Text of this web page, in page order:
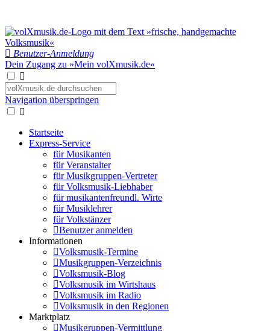
Benutzer-Anmeldung
Dein Zugang zu »Mein volXmusik.de«
Navigation überspringen
Startseite
Express-Service
für Musikanten
für Veranstalter
für Musikgruppen-Vertreter
für Volksmusik-Liebhaber
für musikantenfreundl. Wirte
für Musiklehrer
für Volkstänzer
Benutzer anmelden
Informationen
Volksmusik-Termine
Musikgruppen-Verzeichnis
Volksmusik-Blog
Volksmusik im Wirtshaus
Volksmusik im Radio
Volksmusik in den Regionen
Marktplatz
Musikgruppen-Vermittlung